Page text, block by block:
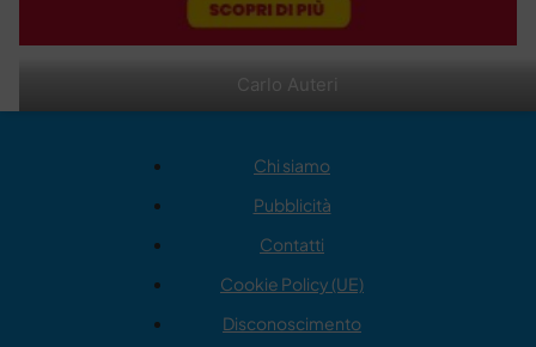
Carlo Auteri
Chi siamo
Pubblicità
Contatti
Cookie Policy (UE)
Disconoscimento